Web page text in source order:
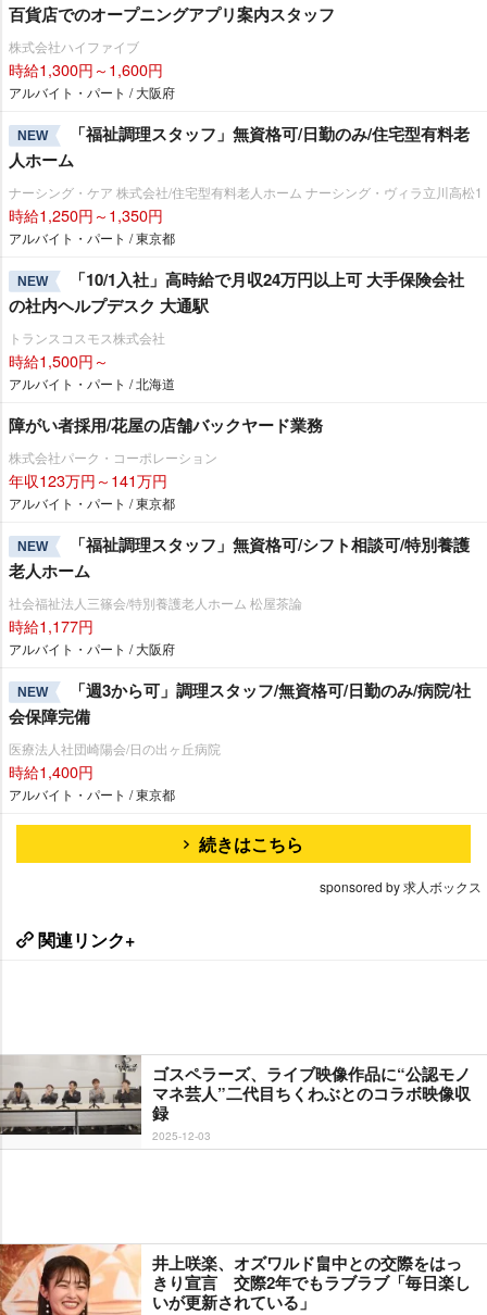
百貨店でのオープニングアプリ案内スタッフ
株式会社ハイファイブ
時給1,300円～1,600円
アルバイト・パート / 大阪府
NEW
「福祉調理スタッフ」無資格可/日勤のみ/住宅型有料老
人ホーム
ナーシング・ケア 株式会社/住宅型有料老人ホーム ナーシング・ヴィラ立川高松1
時給1,250円～1,350円
アルバイト・パート / 東京都
NEW
「10/1入社」高時給で月収24万円以上可 大手保険会社
の社内ヘルプデスク 大通駅
トランスコスモス株式会社
時給1,500円～
アルバイト・パート / 北海道
障がい者採用/花屋の店舗バックヤード業務
株式会社パーク・コーポレーション
年収123万円～141万円
アルバイト・パート / 東京都
NEW
「福祉調理スタッフ」無資格可/シフト相談可/特別養護
老人ホーム
社会福祉法人三篠会/特別養護老人ホーム 松屋茶論
時給1,177円
アルバイト・パート / 大阪府
NEW
「週3から可」調理スタッフ/無資格可/日勤のみ/病院/社
会保障完備
医療法人社団崎陽会/日の出ヶ丘病院
時給1,400円
アルバイト・パート / 東京都
続きはこちら
sponsored by 求人ボックス
関連リンク+
ゴスペラーズ、ライブ映像作品に“公認モノ
マネ芸人”二代目ちくわぶとのコラボ映像収
録
2025-12-03
井上咲楽、オズワルド畠中との交際をはっ
きり宣言 交際2年でもラブラブ「毎日楽し
いが更新されている」